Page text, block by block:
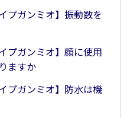
プガンミオ】振動数を
プガンミオ】顔に使用
ますか
プガンミオ】防水は機